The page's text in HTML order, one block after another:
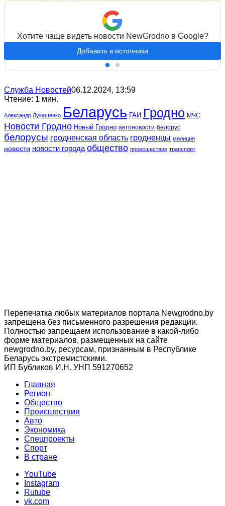
Хотите чаще видеть новости NewGrodno в Google?
Добавить в источники
Служба Новостей06.12.2024, 13:59
Чтение: 1 мин.
Александр Лукашенко Беларусь ГАИ Гродно МЧС
Новости Гродно Новый Гродно автоновости белорус
белорусы гродненская область гродненцы милиция
новости новости города общество происшествие транспорт
Перепечатка любых материалов портала Newgrodno.by
запрещена без письменного разрешения редакции.
Полностью запрещаем использование в какой-либо
форме материалов, размещенных на сайте
newgrodno.by, ресурсам, признанным в Республике
Беларусь экстремистскими.
ИП Бубликов И.Н. УНП 591270652
Главная
Регион
Общество
Происшествия
Авто
Экономика
Спецпроекты
Cпорт
В стране
YouTube
Instagram
Rutube
vk.com